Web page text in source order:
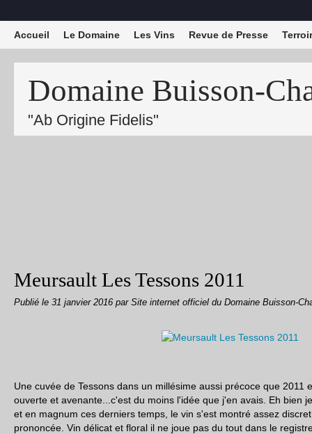
Domaine Buisson-
"Ab Origine Fidelis"
Accueil Le Domaine Les Vins Revue de Presse
Meursault Les Tessons 2011
Publié le 31 janvier 2016 par Site internet officiel du Domaine Buisson-
Une cuvée de Tessons dans un millésime aussi précoce que 2011
ouverte et avenante...c'est du moins l'idée que j'en avais. Eh bien
et en magnum ces derniers temps, le vin s'est montré assez
prononcée. Vin délicat et floral il ne joue pas du tout dans le